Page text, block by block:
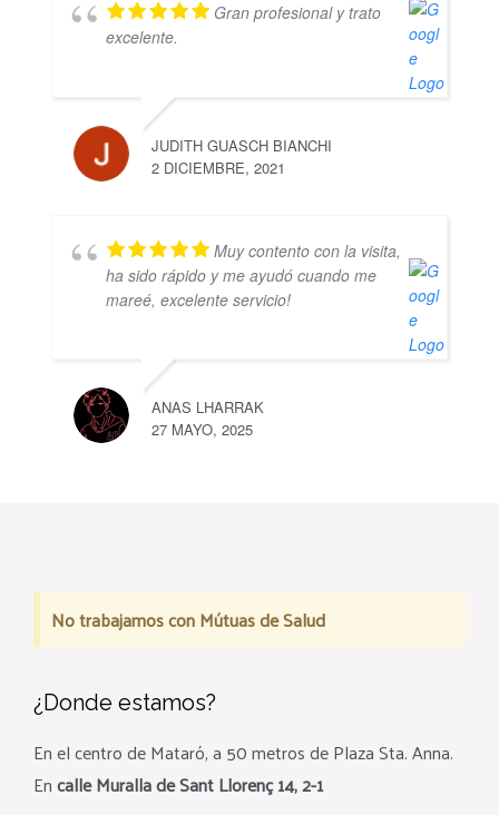
Gran profesional y trato
excelente.
JUDITH GUASCH BIANCHI
2 DICIEMBRE, 2021
Muy contento con la visita,
ha sido rápido y me ayudó cuando me
mareé, excelente servicio!
ANAS LHARRAK
27 MAYO, 2025
No trabajamos con Mútuas de Salud
¿Donde estamos?
En el centro de Mataró, a 50 metros de Plaza Sta. Anna.
Encalle Muralla de Sant Llorenç 14, 2-1